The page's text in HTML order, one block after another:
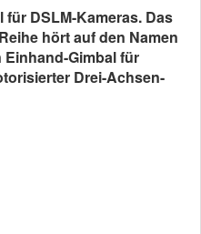
DSLM-Kameras. Das
hört auf den Namen
Einhand-Gimbal für
Drei-Achsen-